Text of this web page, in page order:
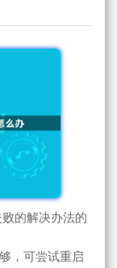
的解决办法的
，可尝试重启